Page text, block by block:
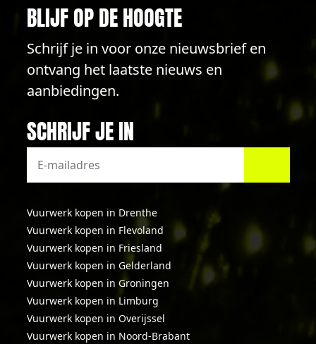
BLIJF OP DE HOOGTE
Schrijf je in voor onze nieuwsbrief en
ontvang het laatste nieuws en
aanbiedingen.
SCHRIJF JE IN
Vuurwerk kopen in Drenthe
Vuurwerk kopen in Flevoland
Vuurwerk kopen in Friesland
Vuurwerk kopen in Gelderland
Vuurwerk kopen in Groningen
Vuurwerk kopen in Limburg
Vuurwerk kopen in Overijssel
Vuurwerk kopen in Noord-Brabant